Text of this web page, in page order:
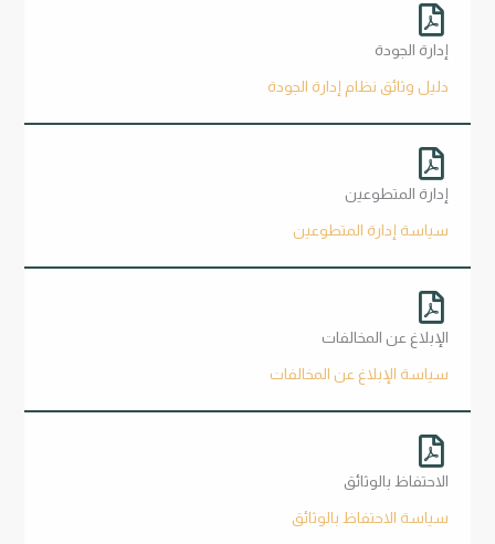
إدارة الجودة
دليل وثائق نظام إدارة الجودة
إدارة المتطوعين
سياسة إدارة المتطوعين
الإبلاغ عن المخالفات
سياسة الإبلاغ عن المخالفات
الاحتفاظ بالوثائق
سياسة الاحتفاظ بالوثائق